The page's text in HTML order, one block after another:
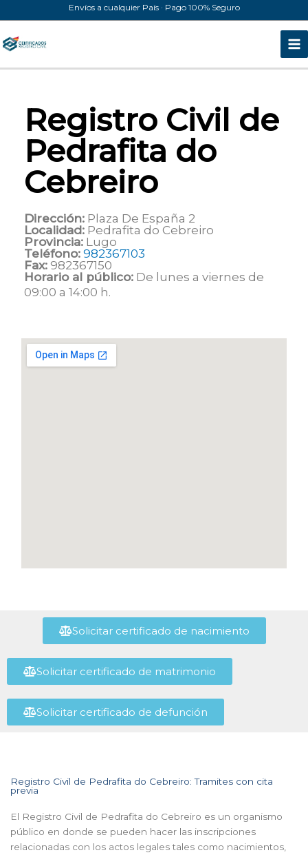
al
contenido
Envíos a cualquier País · Pago 100% Seguro
Registro Civil de
Pedrafita do
Cebreiro
Dirección: Plaza De España 2
Localidad: Pedrafita do Cebreiro
Provincia: Lugo
Teléfono: 982367103
Fax: 982367150
Horario al público: De lunes a viernes de
09:00 a 14:00 h.
Solicitar certificado de nacimiento
Solicitar certificado de matrimonio
Solicitar certificado de defunción
Registro Civil de Pedrafita do Cebreiro: Tramites con cita
previa
El Registro Civil de Pedrafita do Cebreiro es un organismo
público en donde se pueden hacer las inscripciones
relacionadas con los actos legales tales como nacimientos,